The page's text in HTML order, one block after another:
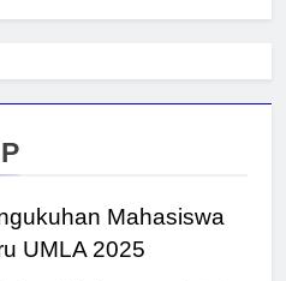
Mahasiswa
UMLA 2025